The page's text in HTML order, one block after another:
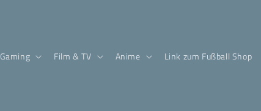
Gaming Film & TV Anime Link zum Fußball Shop